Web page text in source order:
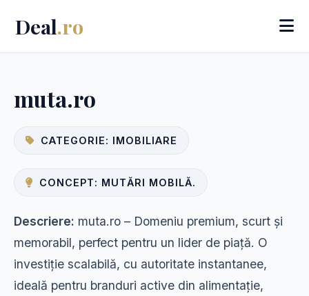
Deal.ro
muta.ro
CATEGORIE: IMOBILIARE
CONCEPT: MUTĂRI MOBILĂ.
Descriere: muta.ro – Domeniu premium, scurt și
memorabil, perfect pentru un lider de piață. O
investiție scalabilă, cu autoritate instantanee,
ideală pentru branduri active din alimentație,